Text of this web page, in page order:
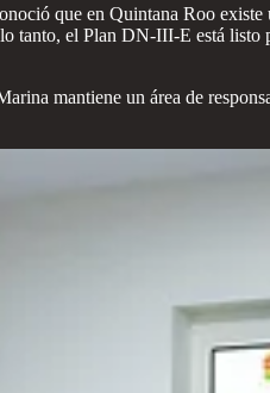
que en Quintana Roo existe
tanto, el Plan DN-III-E está
mantiene un área de